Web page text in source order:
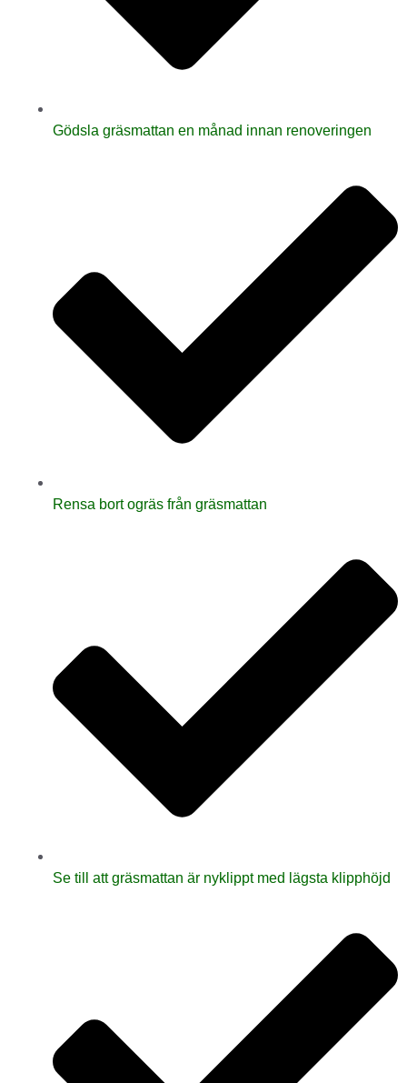
Gödsla gräsmattan en månad innan renoveringen
Rensa bort ogräs från gräsmattan
Se till att gräsmattan är nyklippt med lägsta klipphöjd